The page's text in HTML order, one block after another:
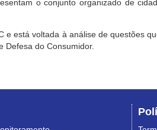
o conjunto organizado de
está voltada à análise de questões
Defesa do Consumidor.